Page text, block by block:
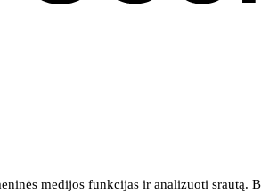
medijos funkcijas ir analizuoti srautą.